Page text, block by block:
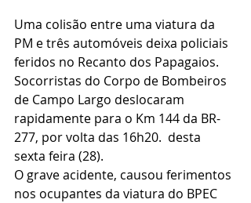
Uma colisão entre uma viatura da
PM e três automóveis deixa policiais
feridos no Recanto dos Papagaios.
Socorristas do Corpo de Bombeiros
de Campo Largo deslocaram
rapidamente para o Km 144 da BR-
277, por volta das 16h20.  desta
sexta feira (28).
O grave acidente, causou ferimentos
nos ocupantes da viatura do BPEC